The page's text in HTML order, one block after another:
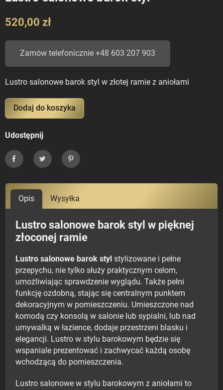
520,00 zł
Zamów telefonicznie +48 603 207 903
Lustro salonowe barok styl w złotej ramie z aniołami
Dodaj do koszyka
Udostępnij
UdostępnijTweetujPinterest
Opis Wysyłka
Lustro salonowe barok styl w pięknej
złoconej ramie
Lustro salonowe barok styl stylizowane i pełne
przepychu, nie tylko służy praktycznym celom,
umożliwiając sprawdzenie wyglądu. Także pełni
funkcję ozdobną, stając się centralnym punktem
dekoracyjnym w pomieszczeniu. Umieszczone nad
komodą czy konsolą w salonie lub sypialni, lub nad
umywalką w łazience, dodaje przestrzeni blasku i
elegancji. Lustro w stylu barokowym będzie się
wspaniale prezentować i zachwycać każdą osobę
wchodzącą do pomieszczenia.
Lustro salonowe w stylu barokowym z aniołami to